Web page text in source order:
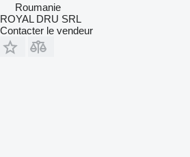
Roumanie
ROYAL DRU SRL
Contacter le vendeur